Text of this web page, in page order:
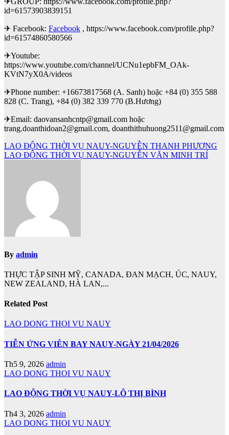
id=61573903839151
✈ Facebook: Facebook , https://www.facebook.com/profile.php?
id=61574860580566
✈Youtube:
https://www.youtube.com/channel/UCNu1epbFM_OAk-
KVtN7yX0A/videos
✈Phone number: +16673817568 (A. Sanh) hoặc +84 (0) 355 588
828 (C. Trang), +84 (0) 382 339 770 (B.Hương)
✈Email: daovansanhcntp@gmail.com hoặc
trang.doanthidoan2@gmail.com, doanthithuhuong2511@gmail.com
Điều
hướng
LAO ĐỘNG THỜI VỤ NAUY-NGUYỄN THANH PHƯƠNG
LAO ĐỘNG THỜI VỤ NAUY-NGUYỄN VĂN MINH TRÍ
By admin
THỰC TẬP SINH MỸ, CANADA, ĐAN MẠCH, ÚC, NAUY,
NEW ZEALAND, HÀ LAN,...
Related Post
LAO DONG THOI VU NAUY
TIỄN ỨNG VIÊN BAY NAUY-NGÀY 21/04/2026
Th5 9, 2026 admin
LAO DONG THOI VU NAUY
LAO ĐỘNG THỜI VỤ NAUY-LÔ THỊ BÌNH
Th4 3, 2026 admin
LAO DONG THOI VU NAUY